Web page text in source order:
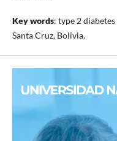
Key words: type 2
Santa Cruz, Bolivia.